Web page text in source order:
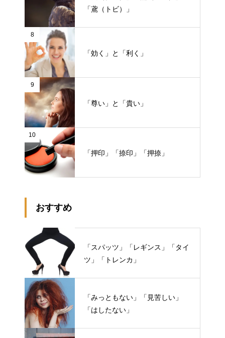
「鳶（トビ）」
8
「効く」と「利く」
9
「尊い」と「貴い」
10
「押印」「捺印」「押捺」
おすすめ
「スパッツ」「レギンス」「タイ
ツ」「トレンカ」
「みっともない」「見苦しい」
「はしたない」